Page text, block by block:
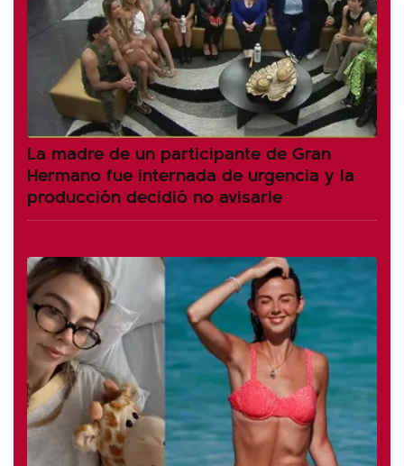
La madre de un participante de Gran
Hermano fue internada de urgencia y la
producción decidió no avisarle